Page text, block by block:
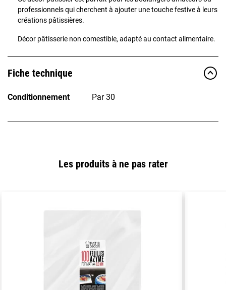
professionnels qui cherchent à ajouter une touche festive à leurs
créations pâtissières.
Décor pâtisserie non comestible, adapté au contact alimentaire.
Fiche technique
Conditionnement Par 30
Les produits à ne pas rater